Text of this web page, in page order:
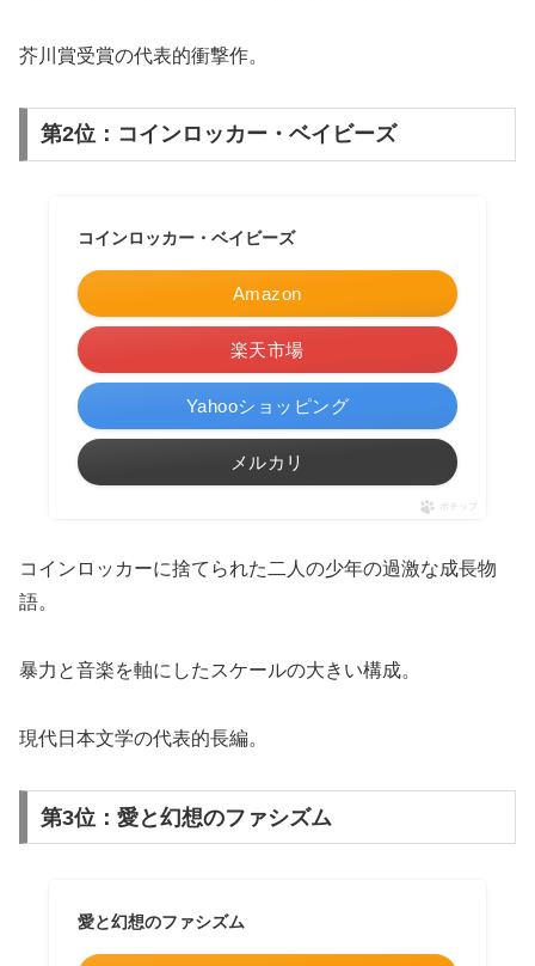
芥川賞受賞の代表的衝撃作。
第2位：コインロッカー・ベイビーズ
コインロッカー・ベイビーズ
Amazon
楽天市場
Yahooショッピング
メルカリ
ポチップ
コインロッカーに捨てられた二人の少年の過激な成長物
語。
暴力と音楽を軸にしたスケールの大きい構成。
現代日本文学の代表的長編。
第3位：愛と幻想のファシズム
愛と幻想のファシズム